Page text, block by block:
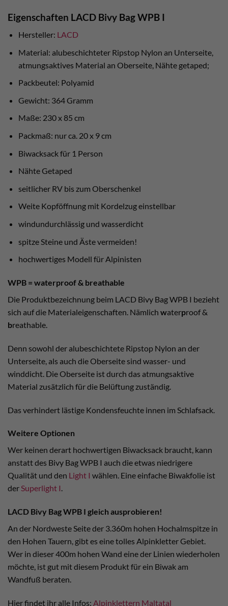
Eigenschaften LACD Bivy Bag WPB I
Hersteller: LACD
Material: alubeschichteter Ripstop Nylon an Unterseite,
atmungsaktives Material an Oberseite, Nähte getaped;
Packbeutel: Polyamid
Gewicht: 364 Gramm
Maße: 230 x 85 cm
Packmaß: nur ca. 20 x 9 cm
Biwacksack für 1 Person
Nähte Getaped
seitlicher RV bis zum Oberschenkel
Weite Kopföffnung mit Kordelzug einstellbar
windundurchlässig und wasserdicht
spitze Steine und Äste vermeiden!
hochwertiges Modell für Alpinisten
WPB = waterproof & breathable
Die Produktbezeichnung beim LACD Bivy Bag WPB I bezieht
sich auf die Materialeigenschaften. Nämlich waterproof &
breathable.
Denn sowohl der alubeschichtete Ripstop Nylon an der
Unterseite, als auch die Oberseite sind wasser- und
winddicht. Die Oberseite ist durch das atmungsaktive
Material zusätzlich für die Belüftung zuständig.
Das verhindert lästige Kondensfeuchte innen im Schlafsack.
Weitere Optionen
Wer keinen derart hochwertigen Biwacksack braucht, kann
anstatt des Bivy Bag WPB I auch die etwas niedrigere
Qualität und den Light I wählen. Eine einfache Biwakfolie ist
derSuperlight I.
LACD Bivy Bag WPB I gleich ausprobieren!
An der Nordweste Seite der 3.360m hohen Hochalmspitze in
den Hohen Tauern, gibt es eine tolles Alpinkletter Gebiet.
Wer in dieser 400m hohen Wand eine der Linien wiederholen
möchte, ist gut mit diesem Produkt für ein Biwak am
Wandfuß beraten.
Hier findet ihr alle Infos: Alpinklettern Maltatal